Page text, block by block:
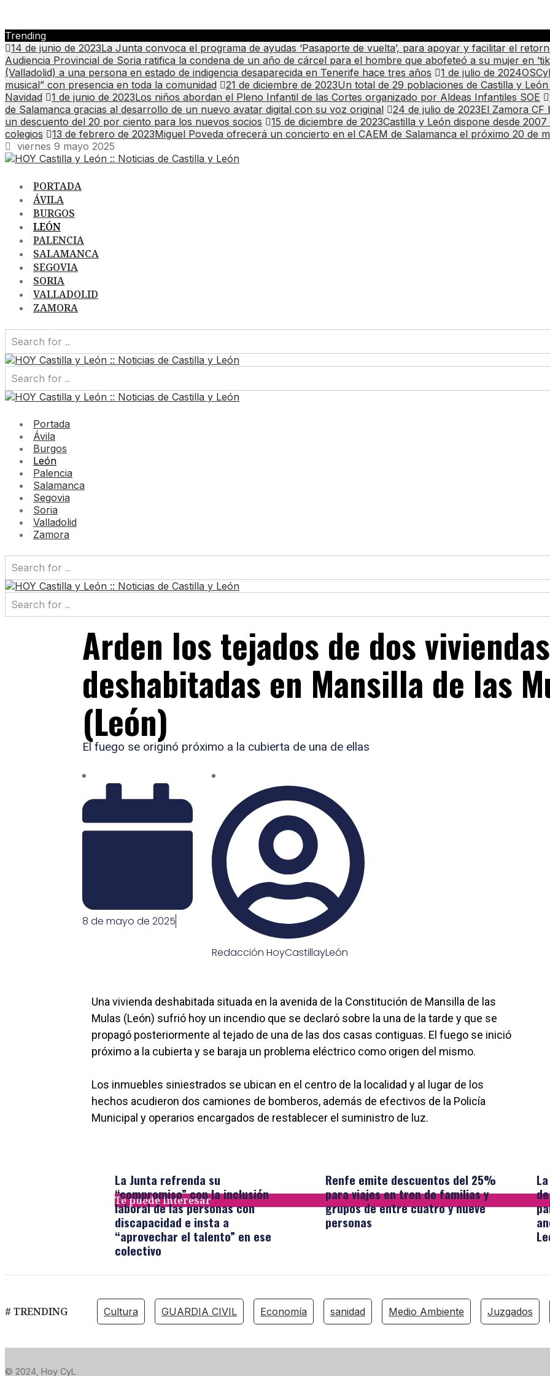
Trending
14 de junio de 2023La Junta convoca el programa de ayudas ‘Pasaporte de vuelta’, para apoyar y facilitar el
Audiencia Provincial de Soria ratifica la condena de un año de cárcel para el hombre que abofeteó a su mujer en
(Valladolid) a una persona en estado de indigencia desaparecida en Tenerife hace tres años
1 de julio de 2024
musical” con presencia en toda la comunidad
21 de diciembre de 2023Un total de 29 poblaciones de Castilla y
Navidad
1 de junio de 2023Los niños abordan el Pleno Infantil de las Cortes organizado por Aldeas Infantiles SOE
de Salamanca gracias al desarrollo de un nuevo avatar digital con su voz original
24 de julio de 2023El Zamora
un descuento del 20 por ciento para los nuevos socios
15 de diciembre de 2023Castilla y León dispone desde
colegios
13 de febrero de 2023Miguel Poveda ofrecerá un concierto en el CAEM de Salamanca el próximo 20 de
viernes 9 mayo 2025
PORTADA
ÁVILA
BURGOS
LEÓN
PALENCIA
SALAMANCA
SEGOVIA
SORIA
VALLADOLID
ZAMORA
Portada
Ávila
Burgos
León
Palencia
Salamanca
Segovia
Soria
Valladolid
Zamora
Arden los tejados de dos viviendas
deshabitadas en Mansilla de las
(León)
El fuego se originó próximo a la cubierta de una de ellas
8 de mayo de 2025
Redacción HoyCastillayLeón
Una vivienda deshabitada situada en la avenida de la Constitución de Mansilla de las
Mulas (León) sufrió hoy un incendio que se declaró sobre la una de la tarde y que se
propagó posteriormente al tejado de una de las dos casas contiguas. El fuego se inició
próximo a la cubierta y se baraja un problema eléctrico como origen del mismo.
Los inmuebles siniestrados se ubican en el centro de la localidad y al lugar de los
hechos acudieron dos camiones de bomberos, además de efectivos de la Policía
Municipal y operarios encargados de restablecer el suministro de luz.
Te puede interesar
La Junta refrenda su
“compromiso” con la inclusión
laboral de las personas con
discapacidad e insta a
“aprovechar el talento” en ese
colectivo
Renfe emite descuentos del 25%
para viajes en tren de familias y
grupos de entre cuatro y nueve
personas
# TRENDING Cultura GUARDIA CIVIL Economía sanidad Medio Ambiente Juzgados
© 2024, Hoy CyL